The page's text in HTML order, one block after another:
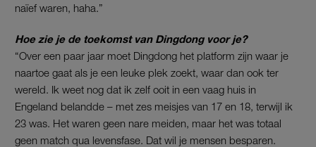
naïef waren, haha.”
Hoe zie je de toekomst van Dingdong voor je?
“Over een paar jaar moet Dingdong het platform zijn waar je
naartoe gaat als je een leuke plek zoekt, waar dan ook ter
wereld. Ik weet nog dat ik zelf ooit in een vaag huis in
Engeland belandde – met zes meisjes van 17 en 18, terwijl ik
23 was. Het waren geen nare meiden, maar het was totaal
geen match qua levensfase. Dat wil je mensen besparen.